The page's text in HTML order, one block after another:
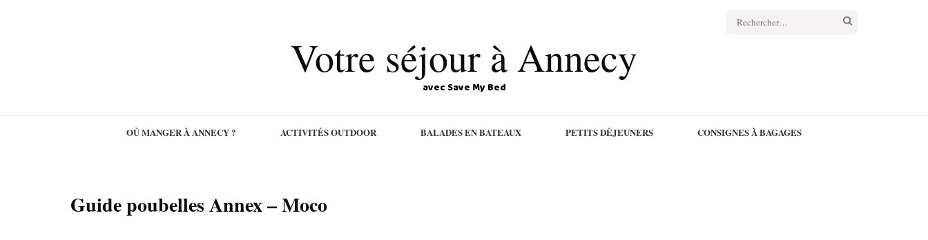
Votre séjour à Annecy
avec Save My Bed
OÙ MANGER À ANNECY ? ACTIVITÉS OUTDOOR BALADES EN BATEAUX PETITS DÉJEUNERS CONSIGNES À BAGAGES
Guide poubelles Annex – Moco